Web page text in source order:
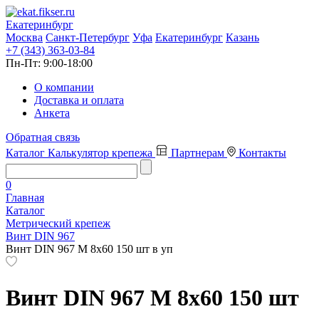
Екатеринбург
Москва Санкт-Петербург Уфа Екатеринбург Казань
+7 (343) 363-03-84
Пн-Пт: 9:00-18:00
О компании
Доставка и оплата
Анкета
Обратная связь
Каталог Калькулятор крепежа Партнерам Контакты
0
Главная
Каталог
Метрический крепеж
Винт DIN 967
Винт DIN 967 М 8х60 150 шт в уп
Винт DIN 967 М 8х60 150 шт